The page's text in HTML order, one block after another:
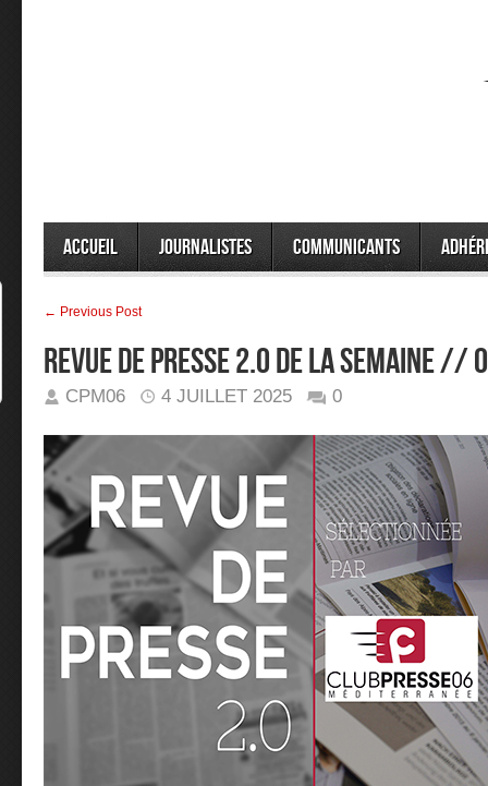
Accueil Journalistes Communicants
← Previous Post
Revue de presse 2.0 de la semaine
CPM06 4 JUILLET 2025 0